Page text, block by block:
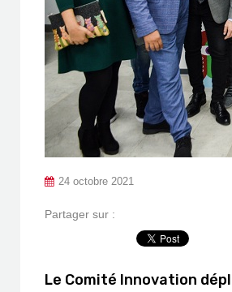
24 octobre 2021
Partager sur :
Le Comité Innovation